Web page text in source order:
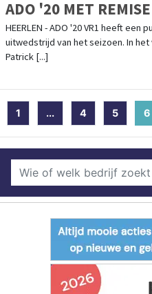
ADO '20 MET
HEERLEN - ADO '20 VR1 heeft
uitwedstrijd van het seizoen. In
Patrick [...]
1 ... 4 5 6